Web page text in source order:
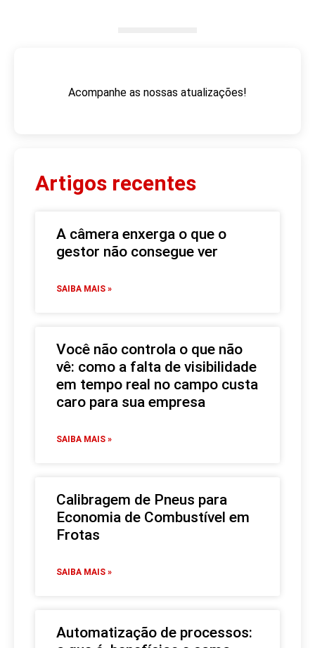
Acompanhe as nossas atualizações!
Artigos recentes
A câmera enxerga o que o
gestor não consegue ver
SAIBA MAIS »
Você não controla o que não
vê: como a falta de visibilidade
em tempo real no campo custa
caro para sua empresa
SAIBA MAIS »
Calibragem de Pneus para
Economia de Combustível em
Frotas
SAIBA MAIS »
Automatização de processos: